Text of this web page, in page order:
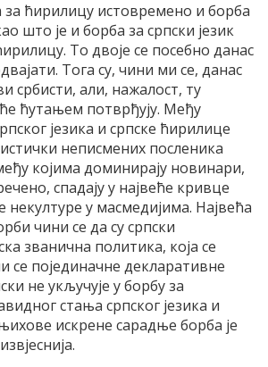
за ћирилицу истовремено и борба
што је и борба за српски језик
То двоје се посебно данас
Тога су, чини ми се, данас
србисти, али, нажалост, ту
ћутањем потврђују. Међу
језика и српске ћирилице
неписмених посленика
којима доминирају новинари,
спадају у највеће кривце
некултуре у масмедијима. Највећа
чини се да су српски
званична политика, која се
се појединачне декларативне
не укључује у борбу за
стања српског језика и
искрене сарадње борба је